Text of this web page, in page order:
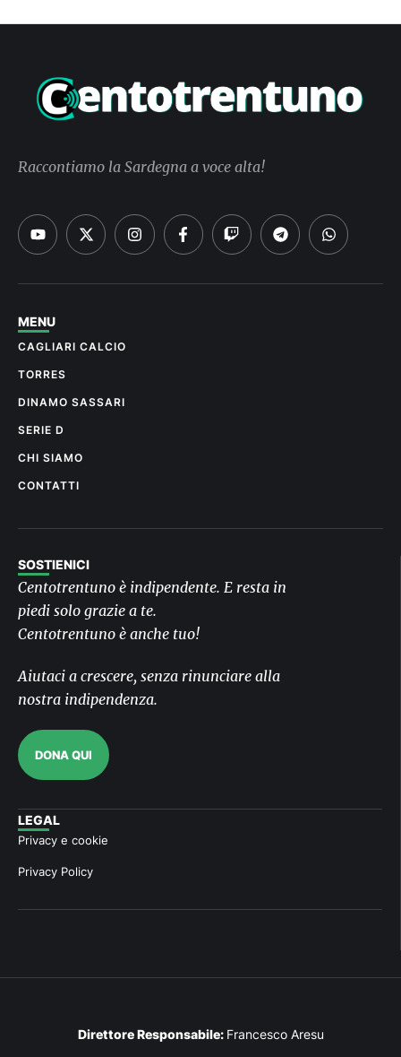
Raccontiamo la Sardegna a voce alta!
MENU
CAGLIARI CALCIO
TORRES
DINAMO SASSARI
SERIE D
CHI SIAMO
CONTATTI
SOSTIENICI
Centotrentuno è indipendente. E resta in
piedi solo grazie a te.
Centotrentuno è anche tuo!
Aiutaci a crescere, senza rinunciare alla
nostra indipendenza.
DONA QUI
LEGAL
Privacy e cookie
Privacy Policy
Direttore Responsabile: Francesco Aresu